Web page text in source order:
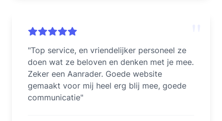
"Top service, en vriendelijker personeel ze
doen wat ze beloven en denken met je mee.
Zeker een Aanrader. Goede website
gemaakt voor mij heel erg blij mee, goede
communicatie"